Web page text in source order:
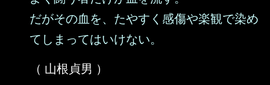
だがその血を、たやすく感傷や楽観で染め
てしまってはいけない。
（ 山根貞男 ）